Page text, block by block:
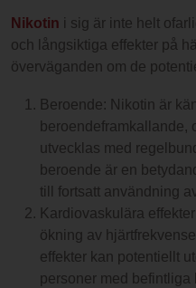
Nikotin i sig är inte helt
och långsiktiga effekter på
överväganden om de
Beroende: Nikotin är
beroendeframkallande,
utvecklas med
beroende är en
till fortsatt användning
Kardiovaskulära
ökning av
effekter kan potentiellt
personer med